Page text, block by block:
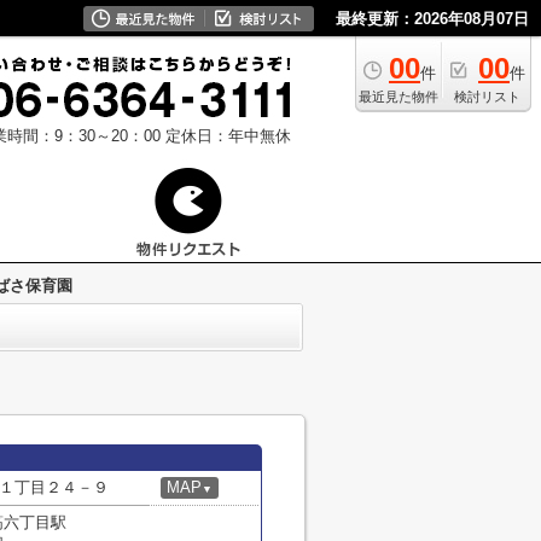
最終更新：2026年08月07日
00件
最近見た物件
00件
検討リスト
時間：9：30～20：00 定休日：年中無休
さ保育園
丁目２４－９ MAP ▼
丁目駅